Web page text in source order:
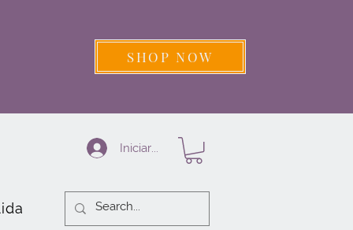
SHOP NOW
Iniciar sesión